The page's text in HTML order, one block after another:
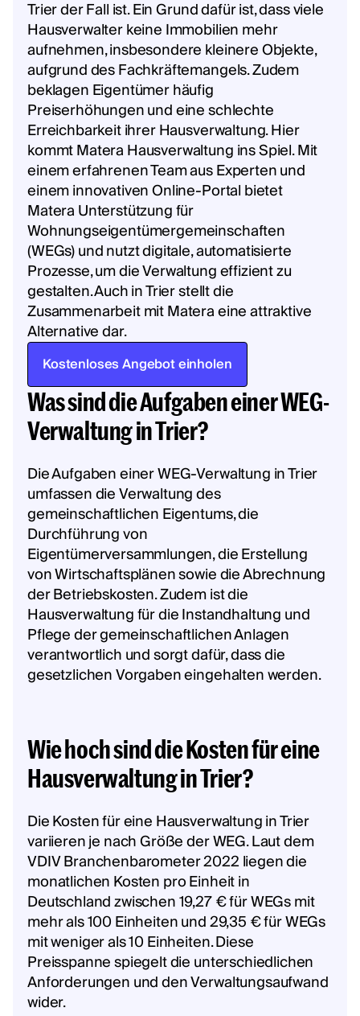
Trier der Fall ist. Ein Grund dafür ist, dass viele
Hausverwalter keine Immobilien mehr
aufnehmen, insbesondere kleinere Objekte,
aufgrund des Fachkräftemangels. Zudem
beklagen Eigentümer häufig
Preiserhöhungen und eine schlechte
Erreichbarkeit ihrer Hausverwaltung. Hier
kommt Matera Hausverwaltung ins Spiel. Mit
einem erfahrenen Team aus Experten und
einem innovativen Online-Portal bietet
Matera Unterstützung für
Wohnungseigentümergemeinschaften
(WEGs) und nutzt digitale, automatisierte
Prozesse, um die Verwaltung effizient zu
gestalten. Auch in Trier stellt die
Zusammenarbeit mit Matera eine attraktive
Alternative dar.
Kostenloses Angebot einholen
Was sind die Aufgaben einer WEG-
Verwaltung in Trier?
Die Aufgaben einer WEG-Verwaltung in Trier
umfassen die Verwaltung des
gemeinschaftlichen Eigentums, die
Durchführung von
Eigentümerversammlungen, die Erstellung
von Wirtschaftsplänen sowie die Abrechnung
der Betriebskosten. Zudem ist die
Hausverwaltung für die Instandhaltung und
Pflege der gemeinschaftlichen Anlagen
verantwortlich und sorgt dafür, dass die
gesetzlichen Vorgaben eingehalten werden.
Wie hoch sind die Kosten für eine
Hausverwaltung in Trier?
Die Kosten für eine Hausverwaltung in Trier
variieren je nach Größe der WEG. Laut dem
VDIV Branchenbarometer 2022 liegen die
monatlichen Kosten pro Einheit in
Deutschland zwischen 19,27 € für WEGs mit
mehr als 100 Einheiten und 29,35 € für WEGs
mit weniger als 10 Einheiten. Diese
Preisspanne spiegelt die unterschiedlichen
Anforderungen und den Verwaltungsaufwand
wider.